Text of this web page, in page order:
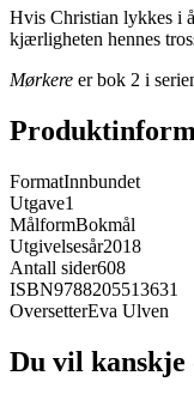
Hvis Christian lykkes i
kjærligheten hennes
Mørkere er bok 2 i
FormatInnbundet
Utgave1
MålformBokmål
Utgivelsesår2018
Antall sider608
ISBN9788205513631
OversetterEva Ulven
Du vil kanskje